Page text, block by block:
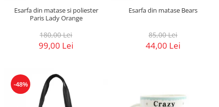
Esarfa din matase si poliester
Paris Lady Orange
180,00 Lei
99,00 Lei
Esarfa din matase Bears
85,00 Lei
44,00 Lei
-48%